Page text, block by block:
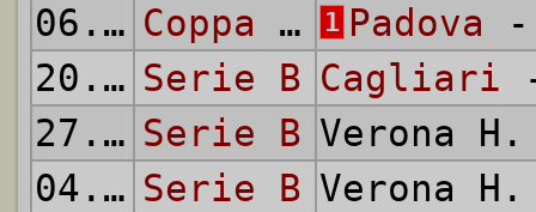
06.09.
1959 Coppa Italia 1 Padova -
20.09.
1959
Serie B Cagliari
27.09.
1959
Serie B Verona
04.10.
1959
Serie B Verona